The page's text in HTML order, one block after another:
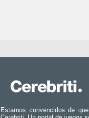
Estamos convencidos de